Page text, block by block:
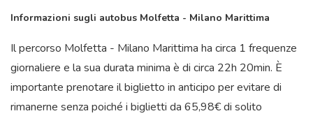
Informazioni sugli autobus Molfetta - Milano Marittima
Il percorso Molfetta - Milano Marittima ha circa 1 frequenze
giornaliere e la sua durata minima è di circa 22h 20min. È
importante prenotare il biglietto in anticipo per evitare di
rimanerne senza poiché i biglietti da 65,98€ di solito